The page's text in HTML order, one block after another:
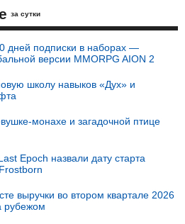
за сутки
дней подписки в наборах —
версии MMORPG AION 2
школу навыков «Дух» и
монахе и загадочной птице
Epoch назвали дату старта
выручки во втором квартале 2026
рубежом